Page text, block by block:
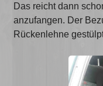
Das reicht dann
anzufangen. Der
Rückenlehne